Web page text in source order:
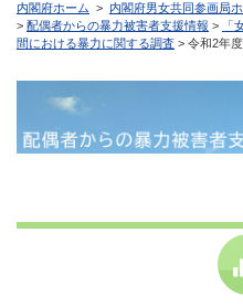
内閣府ホーム > 内閣府男女共同参画局
> 配偶者からの暴力被害者支援情報 > 「
間における暴力に関する調査 > 令和2年